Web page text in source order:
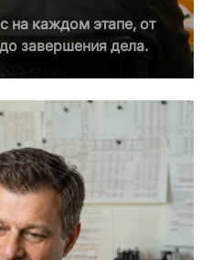
каждом этапе, от
завершения дела.